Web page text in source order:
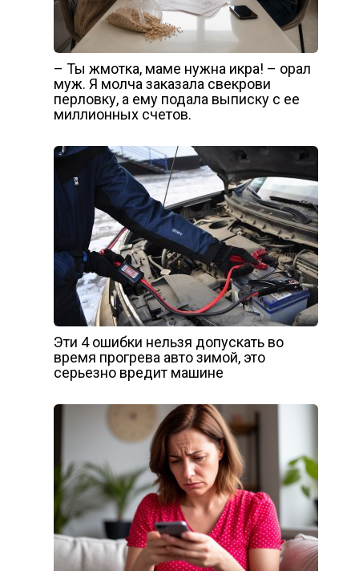
– Ты жмотка, маме нужна икра! – орал
муж. Я молча заказала свекрови
перловку, а ему подала выписку с ее
миллионных счетов.
Эти 4 ошибки нельзя допускать во
время прогрева авто зимой, это
серьезно вредит машине